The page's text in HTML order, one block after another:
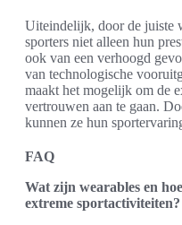
Uiteindelijk, door de juiste
sporters niet alleen hun
ook van een verhoogd
van technologische
maakt het mogelijk om de
vertrouwen aan te gaan.
kunnen ze hun
FAQ
Wat zijn wearables en
extreme sportactiviteiten?